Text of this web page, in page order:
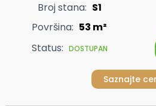
Broj stana: S1
Površina: 53 m²
Status: DOSTUPAN
Saznajte